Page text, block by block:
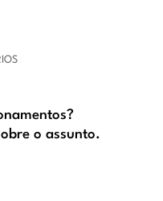
o assunto.